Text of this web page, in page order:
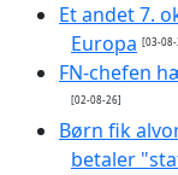
Et andet 7.
Europa [03-
FN-chefen
[02-08-26]
Børn fik
betaler